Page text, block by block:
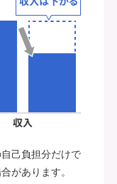
己負担分だけで
があります。